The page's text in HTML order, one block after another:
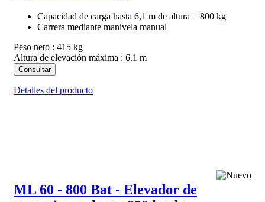
Capacidad de carga hasta 6,1 m de altura = 800 kg
Carrera mediante manivela manual
Peso neto : 415 kg
Altura de elevación máxima : 6.1 m
Consultar
Detalles del producto
ML 60 - 800 Bat - Elevador de